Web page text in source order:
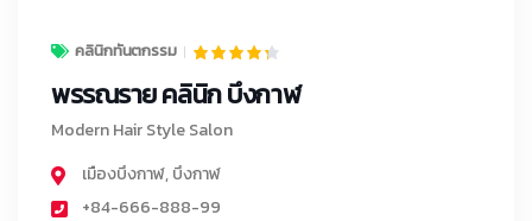
คลินิกทันตกรรม
พรรณราย คลินิก บึงกาฬ
Modern Hair Style Salon
เมืองบึงกาฬ,บึงกาฬ
+84-666-888-99